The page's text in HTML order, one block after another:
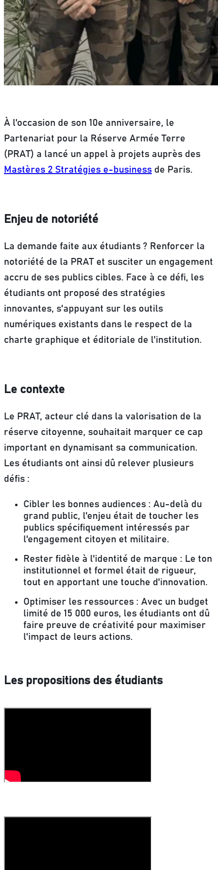
À l'occasion de son 10e anniversaire, le
Partenariat pour la Réserve Armée Terre
(PRAT) a lancé un appel à projets auprès des
Mastères 2 Stratégies e-business de Paris.
Enjeu de notoriété
La demande faite aux étudiants ? Renforcer la
notoriété de la PRAT et susciter un engagement
accru de ses publics cibles. Face à ce défi, les
étudiants ont proposé des stratégies
innovantes, s'appuyant sur les outils
numériques existants dans le respect de la
charte graphique et éditoriale de l'institution.
Le contexte
Le PRAT, acteur clé dans la valorisation de la
réserve citoyenne, souhaitait marquer ce cap
important en dynamisant sa communication.
Les étudiants ont ainsi dû relever plusieurs
défis :
Cibler les bonnes audiences : Au-delà du
grand public, l'enjeu était de toucher les
publics spécifiquement intéressés par
l'engagement citoyen et militaire.
Rester fidèle à l'identité de marque : Le ton
institutionnel et formel était de rigueur,
tout en apportant une touche d'innovation.
Optimiser les ressources : Avec un budget
limité de 15 000 euros, les étudiants ont dû
faire preuve de créativité pour maximiser
l'impact de leurs actions.
Les propositions des étudiants